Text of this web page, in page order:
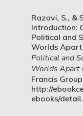
Razavi, S., &
Introduction:
Political and
Worlds
Political and
Worlds Apart
Francis
http://
ebooks/